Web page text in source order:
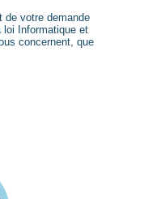
de votre demande
loi Informatique et
concernent, que